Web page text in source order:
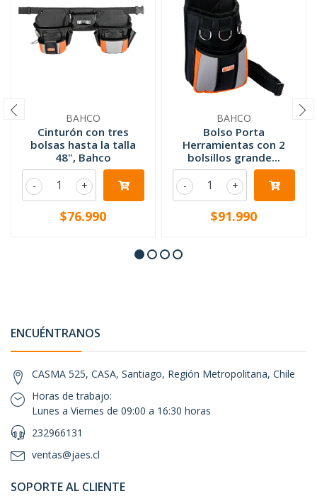
BAHCO
Cinturón con tres
bolsas hasta la talla
48", Bahco
+
-
$76.990
BAHCO
Bolso Porta
Herramientas con 2
bolsillos grande...
+
-
$91.990
ENCUÉNTRANOS
CASMA 525, CASA, Santiago, Región Metropolitana, Chile
Horas de trabajo:
Lunes a Viernes de 09:00 a 16:30 horas
232966131
ventas@jaes.cl
SOPORTE AL CLIENTE